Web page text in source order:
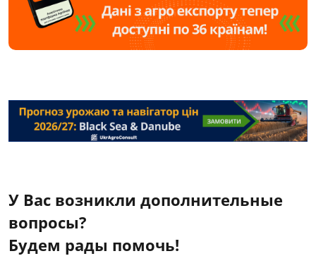
У Вас возникли дополнительные
вопросы?
Будем рады помочь!